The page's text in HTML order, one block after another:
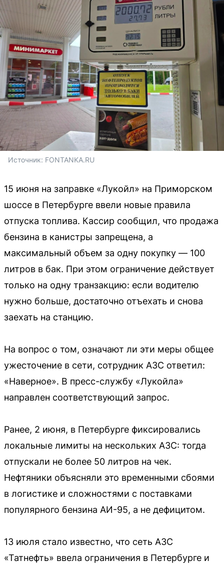
Источник: FONTANKA.RU
15 июня на заправке «Лукойл» на Приморском
шоссе в Петербурге ввели новые правила
отпуска топлива. Кассир сообщил, что продажа
бензина в канистры запрещена, а
максимальный объем за одну покупку — 100
литров в бак. При этом ограничение действует
только на одну транзакцию: если водителю
нужно больше, достаточно отъехать и снова
заехать на станцию.
На вопрос о том, означают ли эти меры общее
ужесточение в сети, сотрудник АЗС ответил:
«Наверное». В пресс-службу «Лукойла»
направлен соответствующий запрос.
Ранее, 2 июня, в Петербурге фиксировались
локальные лимиты на нескольких АЗС: тогда
отпускали не более 50 литров на чек.
Нефтяники объясняли это временными сбоями
в логистике и сложностями с поставками
популярного бензина АИ-95, а не дефицитом.
13 июля стало известно, что сеть АЗС
«Татнефть» ввела ограничения в Петербурге и